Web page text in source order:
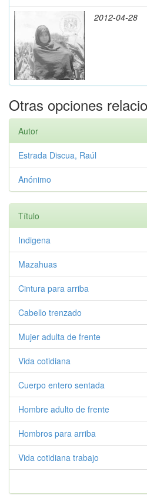
2012-04-28
Otras opciones
Autor
Estrada Discua, Raúl
Anónimo
Título
Indigena
Mazahuas
Cintura para arriba
Cabello trenzado
Mujer adulta de frente
Vida cotidiana
Cuerpo entero sentada
Hombre adulto de frente
Hombros para arriba
Vida cotidiana trabajo